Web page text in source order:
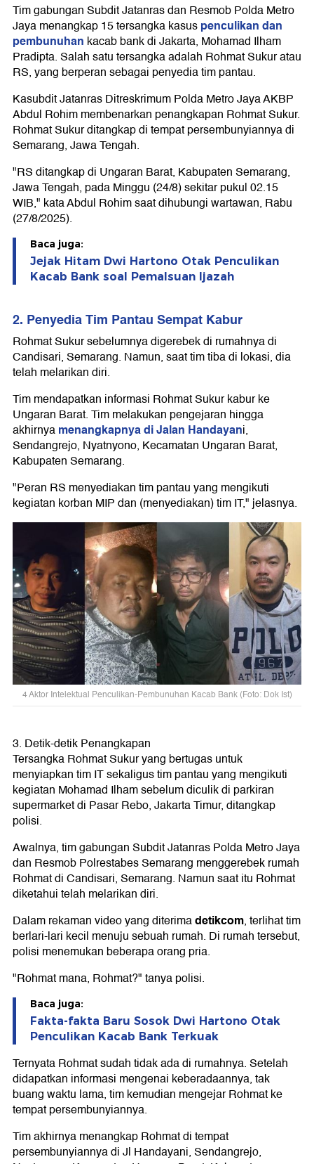
Tim gabungan Subdit Jatanras dan Resmob Polda Metro
Jaya menangkap 15 tersangka kasuspenculikan dan
pembunuhan kacab bank di Jakarta, Mohamad Ilham
Pradipta. Salah satu tersangka adalah Rohmat Sukur atau
RS, yang berperan sebagai penyedia tim pantau.
Kasubdit Jatanras Ditreskrimum Polda Metro Jaya AKBP
Abdul Rohim membenarkan penangkapan Rohmat Sukur.
Rohmat Sukur ditangkap di tempat persembunyiannya di
Semarang, Jawa Tengah.
"RS ditangkap di Ungaran Barat, Kabupaten Semarang,
Jawa Tengah, pada Minggu (24/8) sekitar pukul 02.15
WIB," kata Abdul Rohim saat dihubungi wartawan, Rabu
(27/8/2025).
Baca juga:
Jejak Hitam Dwi Hartono Otak Penculikan
Kacab Bank soal Pemalsuan Ijazah
2. Penyedia Tim Pantau Sempat Kabur
Rohmat Sukur sebelumnya digerebek di rumahnya di
Candisari, Semarang. Namun, saat tim tiba di lokasi, dia
telah melarikan diri.
Tim mendapatkan informasi Rohmat Sukur kabur ke
Ungaran Barat. Tim melakukan pengejaran hingga
akhirnyamenangkapnya di Jalan Handayani,
Sendangrejo, Nyatnyono, Kecamatan Ungaran Barat,
Kabupaten Semarang.
"Peran RS menyediakan tim pantau yang mengikuti
kegiatan korban MIP dan (menyediakan) tim IT," jelasnya.
4 Aktor Intelektual Penculikan-Pembunuhan Kacab Bank (Foto: Dok Ist)
3. Detik-detik Penangkapan
Tersangka Rohmat Sukur yang bertugas untuk
menyiapkan tim IT sekaligus tim pantau yang mengikuti
kegiatan Mohamad Ilham sebelum diculik di parkiran
supermarket di Pasar Rebo, Jakarta Timur, ditangkap
polisi.
Awalnya, tim gabungan Subdit Jatanras Polda Metro Jaya
dan Resmob Polrestabes Semarang menggerebek rumah
Rohmat di Candisari, Semarang. Namun saat itu Rohmat
diketahui telah melarikan diri.
Dalam rekaman video yang diterimadetikcom, terlihat tim
berlari-lari kecil menuju sebuah rumah. Di rumah tersebut,
polisi menemukan beberapa orang pria.
"Rohmat mana, Rohmat?" tanya polisi.
Baca juga:
Fakta-fakta Baru Sosok Dwi Hartono Otak
Penculikan Kacab Bank Terkuak
Ternyata Rohmat sudah tidak ada di rumahnya. Setelah
didapatkan informasi mengenai keberadaannya, tak
buang waktu lama, tim kemudian mengejar Rohmat ke
tempat persembunyiannya.
Tim akhirnya menangkap Rohmat di tempat
persembunyiannya di Jl Handayani, Sendangrejo,